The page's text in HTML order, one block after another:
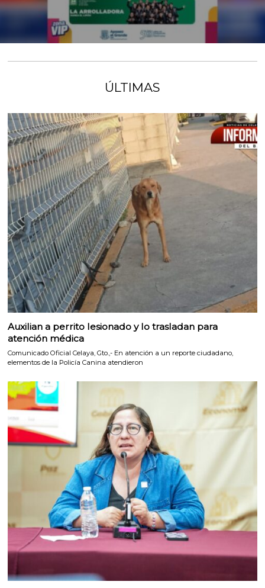
ÚLTIMAS
Auxilian a perrito lesionado y lo trasladan para
atención médica
Comunicado Oficial Celaya, Gto.,- En atención a un reporte ciudadano,
elementos de la Policía Canina atendieron